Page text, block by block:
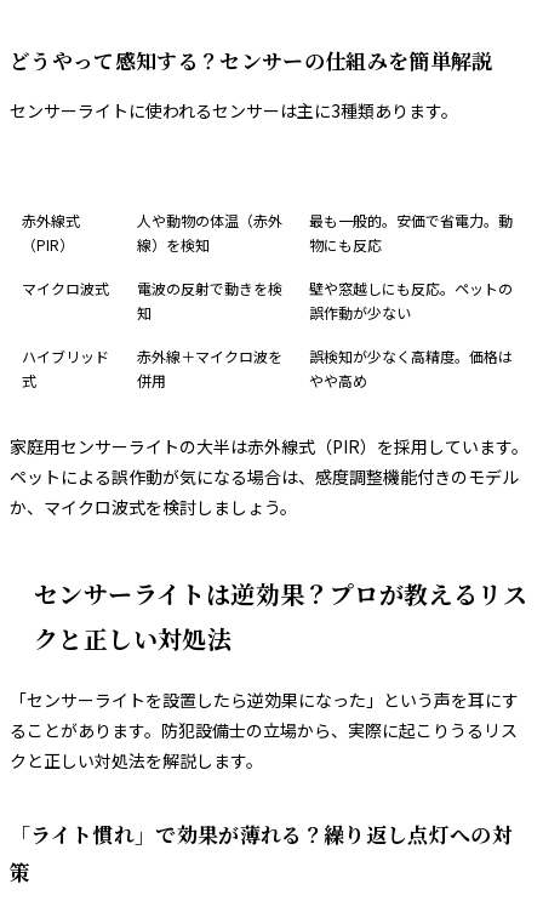
どうやって感知する？センサーの仕組みを簡単解説
センサーライトに使われるセンサーは主に3種類あります。
赤外線式
（PIR）
人や動物の体温（赤外
線）を検知
最も一般的。安価で省電力。動
物にも反応
マイクロ波式
電波の反射で動きを検
知
壁や窓越しにも反応。ペットの
誤作動が少ない
ハイブリッド
式
赤外線＋マイクロ波を
併用
誤検知が少なく高精度。価格は
やや高め
家庭用センサーライトの大半は赤外線式（PIR）を採用しています。
ペットによる誤作動が気になる場合は、感度調整機能付きのモデル
か、マイクロ波式を検討しましょう。
センサーライトは逆効果？プロが教えるリス
クと正しい対処法
「センサーライトを設置したら逆効果になった」という声を耳にす
ることがあります。防犯設備士の立場から、実際に起こりうるリス
クと正しい対処法を解説します。
「ライト慣れ」で効果が薄れる？繰り返し点灯への対
策